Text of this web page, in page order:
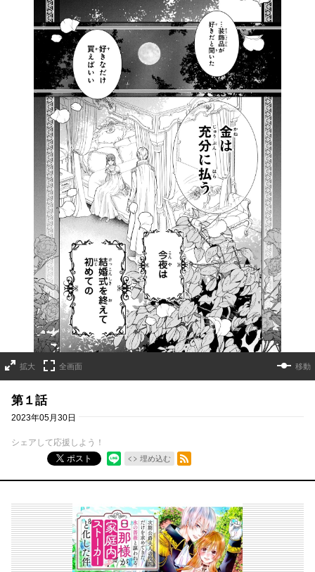
拡大 全画面 移動
第１話
2023年05月30日
シェアして応援しよう！
ポスト
埋め込む
RSSフィード